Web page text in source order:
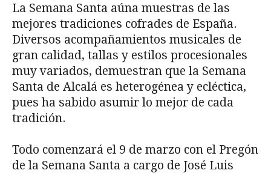
La Semana Santa aúna muestras de las
mejores tradiciones cofrades de España.
Diversos acompañamientos musicales de
gran calidad, tallas y estilos procesionales
muy variados, demuestran que la Semana
Santa de Alcalá es heterogénea y ecléctica,
pues ha sabido asumir lo mejor de cada
tradición.
Todo comenzará el 9 de marzo con el Pregón
de la Semana Santa a cargo de José Luis